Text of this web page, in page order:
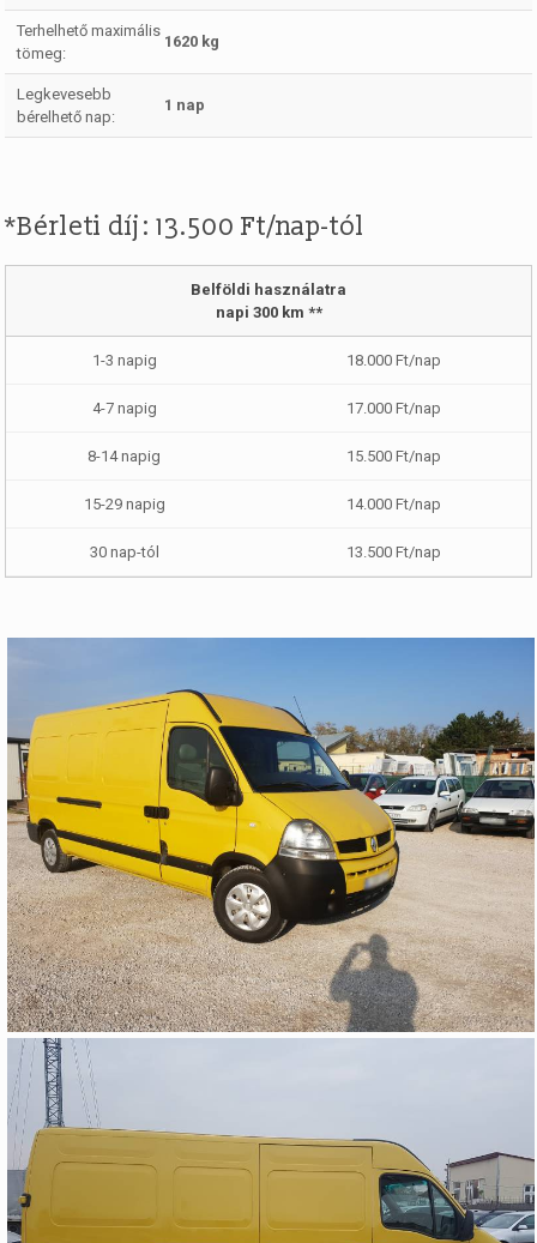
Terhelhető maximális
tömeg:
1620 kg
Legkevesebb
bérelhető nap:
1 nap
*Bérleti díj: 13.500 Ft/nap-tól
Belföldi használatra
napi 300 km **
18.000 Ft/nap
17.000 Ft/nap
15.500 Ft/nap
14.000 Ft/nap
13.500 Ft/nap